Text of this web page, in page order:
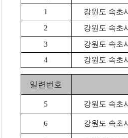
1
강원도 속초
2
강원도 속초
3
강원도 속초
4
강원도 속초
일련번호
5 강원도 속초
6 강원도 속초